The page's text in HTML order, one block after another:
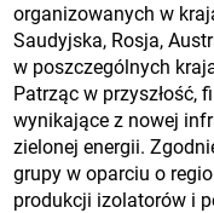
organizowanych w
Saudyjska, Rosja,
w poszczególnych
Patrząc w przyszłość,
wynikające z nowej
zielonej energii.
grupy w oparciu o
produkcji izolatorów i